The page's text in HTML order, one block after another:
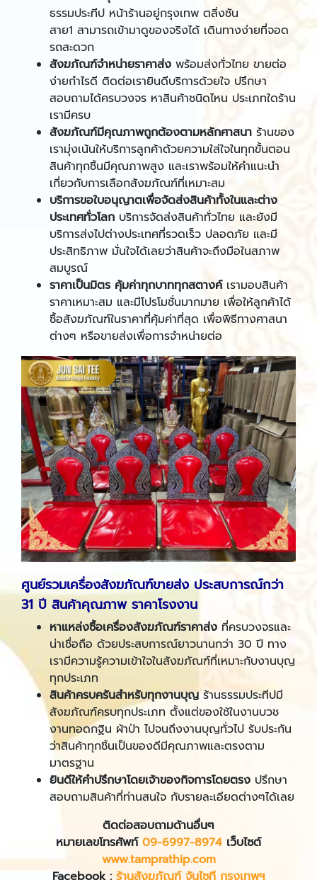
ธรรมประทีป หน้าร้านอยู่กรุงเทพ ตลิ่งชัน
สาย1 สามารถเข้ามาดูของจริงได้ เดินทางง่ายที่จอด
รถสะดวก
สังฆภัณฑ์จำหน่ายราคาส่ง พร้อมส่งทั่วไทย ขายต่อ
ง่ายกำไรดี ติดต่อเรายินดีบริการด้วยใจ ปรึกษา
สอบถามได้ครบวงจร หาสินค้าชนิดไหน ประเภทใดร้าน
เรามีครบ
สังฆภัณฑ์มีคุณภาพถูกต้องตามหลักศาสนา ร้านของ
เรามุ่งเน้นให้บริการลูกค้าด้วยความใส่ใจในทุกขั้นตอน
สินค้าทุกชิ้นมีคุณภาพสูง และเราพร้อมให้คำแนะนำ
เกี่ยวกับการเลือกสังฆภัณฑ์ที่เหมาะสม
บริการขอใบอนุญาตเพื่อจัดส่งสินค้าทั้งในและต่าง
ประเทศทั่วโลก บริการจัดส่งสินค้าทั่วไทย และยังมี
บริการส่งไปต่างประเทศที่รวดเร็ว ปลอดภัย และมี
ประสิทธิภาพ มั่นใจได้เลยว่าสินค้าจะถึงมือในสภาพ
สมบูรณ์
ราคาเป็นมิตร คุ้มค่าทุกบาททุกสตางค์เรามอบสินค้า
ราคาเหมาะสม และมีโปรโมชั่นมากมาย เพื่อให้ลูกค้าได้
ซื้อสังฆภัณฑ์ในราคาที่คุ้มค่าที่สุด เพื่อพิธีทางศาสนา
ต่างๆ หรือขายส่งเพื่อการจำหน่ายต่อ
ศูนย์รวมเครื่องสังฆภัณฑ์ขายส่ง ประสบการณ์กว่า
31 ปี สินค้าคุณภาพ ราคาโรงงาน
หาแหล่งซื้อเครื่องสังฆภัณฑ์ราคาส่ง ที่ครบวงจรและ
น่าเชื่อถือ ด้วยประสบการณ์ยาวนานกว่า 30 ปี ทาง
เรามีความรู้ความเข้าใจในสังฆภัณฑ์ที่เหมาะกับงานบุญ
ทุกประเภท
สินค้าครบครันสำหรับทุกงานบุญร้านธรรมประทีปมี
สังฆภัณฑ์ครบทุกประเภท ตั้งแต่ของใช้ในงานบวช
งานทอดกฐิน ผ้าป่า ไปจนถึงงานบุญทั่วไป รับประกัน
ว่าสินค้าทุกชิ้นเป็นของดีมีคุณภาพและตรงตาม
มาตรฐาน
ยินดีให้คำปรึกษาโดยเจ้าของกิจการโดยตรง ปรึกษา
สอบถามสินค้าที่ท่านสนใจ กับรายละเอียดต่างๆได้เลย
ติดต่อสอบถามด้านอื่นๆ
หมายเลขโทรศัพท์ 09-6997-8974 เว็บไซต์
www.tamprathip.com
Facebook : ร้านสังฆภัณฑ์ จันไซที กรุงเทพฯ